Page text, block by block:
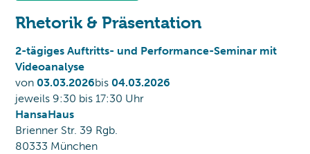
Rhetorik & Präsentation
2-tägiges Auftritts- und Performance-Seminar mit
Videoanalyse
von 03.03.2026bis 04.03.2026
jeweils 9:30 bis 17:30 Uhr
HansaHaus
Brienner Str. 39 Rgb.
80333 München